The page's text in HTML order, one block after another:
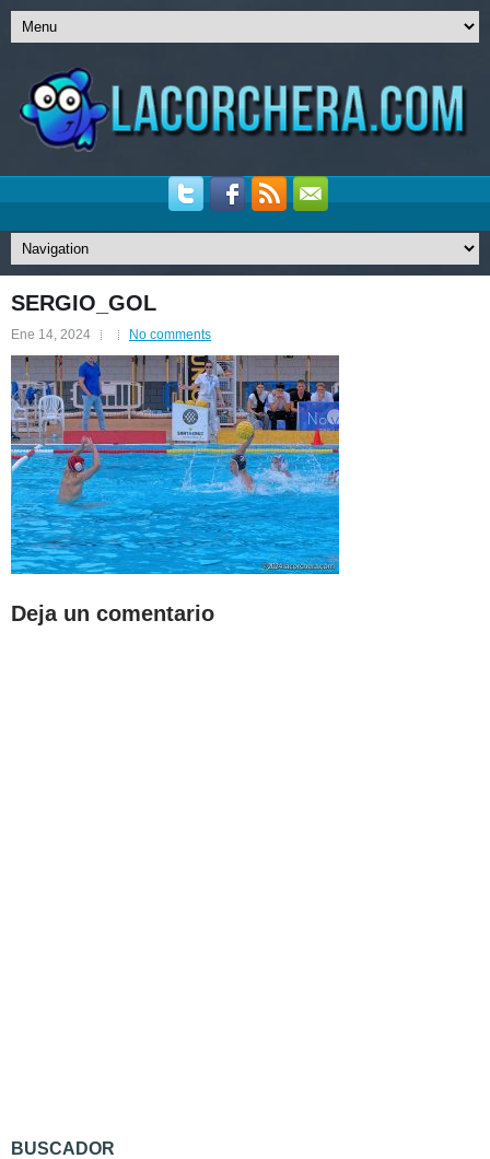
SERGIO_GOL
Ene 14, 2024 No comments
Deja un comentario
BUSCADOR